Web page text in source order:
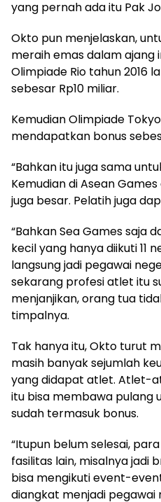
yang pernah ada itu Pak
Okto pun menjelaskan,
meraih emas dalam ajang
Olimpiade Rio tahun 2016
sebesar Rp10 miliar.
Kemudian Olimpiade
mendapatkan bonus
“Bahkan itu juga sama
Kemudian di Asean
juga besar. Pelatih juga
“Bahkan Sea Games saja
kecil yang hanya diikuti 11
langsung jadi pegawai
sekarang profesi atlet itu
menjanjikan, orang tua
timpalnya.
Tak hanya itu, Okto turut
masih banyak sejumlah
yang didapat atlet. Atlet-
itu bisa membawa pulang
sudah termasuk bonus.
“Itupun belum selesai,
fasilitas lain, misalnya jadi
bisa mengikuti event-
diangkat menjadi pegawai